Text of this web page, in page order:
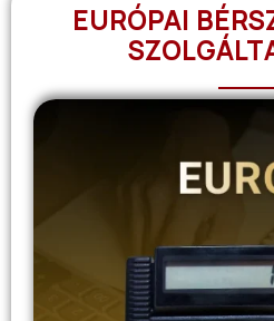
EURÓPAI